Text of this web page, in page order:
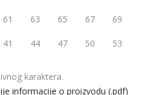
61 63 65 67 69
41 44 47 50 53
karaktera.
informacije o proizvodu (.pdf)